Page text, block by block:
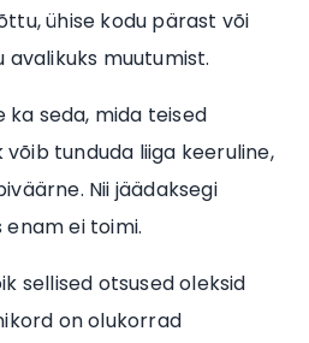
ühise kodu pärast või
muutumist.
seda, mida teised
tunduda liiga keeruline,
Nii jäädaksegi
enam ei toimi.
sellised otsused oleksid
on olukorrad